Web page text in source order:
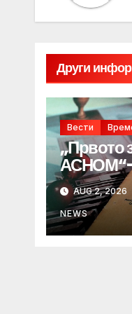
Други
Вести
„Првото
АСНОМ“-
1944 год.
AUG 2, 2026
NEWS